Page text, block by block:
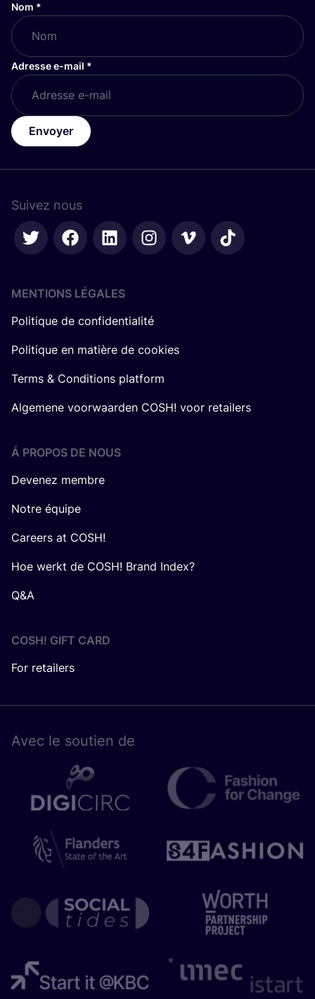
Nom *
Adresse e-mail *
Envoyer
Suivez nous
MENTIONS LÉGALES
Politique de confidentialité
Politique en matière de cookies
Terms & Conditions platform
Algemene voorwaarden COSH! voor retailers
Á PROPOS DE NOUS
Devenez membre
Notre équipe
Careers at COSH!
Hoe werkt de COSH! Brand Index?
Q&A
COSH! GIFT CARD
For retailers
Avec le sou­tien de